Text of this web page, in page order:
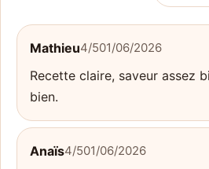
Mathieu4/501/06/2026
Recette claire, saveur assez
bien.
Anaïs4/501/06/2026